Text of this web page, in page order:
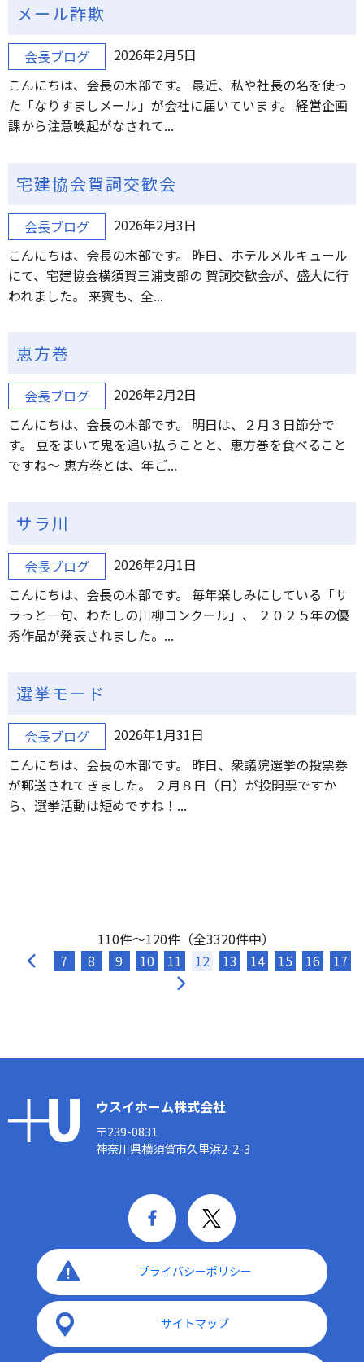
メール詐欺
会長ブログ
2026年2月5日
こんにちは、会長の木部です。 最近、私や社長の名を使っ
た「なりすましメール」が会社に届いています。 経営企画
課から注意喚起がなされて...
宅建協会賀詞交歓会
会長ブログ
2026年2月3日
こんにちは、会長の木部です。 昨日、ホテルメルキュール
にて、宅建協会横須賀三浦支部の 賀詞交歓会が、盛大に行
われました。 来賓も、全...
恵方巻
会長ブログ
2026年2月2日
こんにちは、会長の木部です。 明日は、２月３日節分で
す。 豆をまいて鬼を追い払うことと、恵方巻を食べること
ですね～ 恵方巻とは、年ご...
サラ川
会長ブログ
2026年2月1日
こんにちは、会長の木部です。 毎年楽しみにしている「サ
ラっと一句、わたしの川柳コンクール」、 ２０２５年の優
秀作品が発表されました。...
選挙モード
会長ブログ
2026年1月31日
こんにちは、会長の木部です。 昨日、衆議院選挙の投票券
が郵送されてきました。 ２月８日（日）が投開票ですか
ら、選挙活動は短めですね！...
110件～120件（全3320件中）
7
8 9 10 11 12 13 14 15 16 17
ウスイホーム株式会社
〒239-0831
神奈川県横須賀市久里浜2-2-3
プライバシーポリシー
サイトマップ